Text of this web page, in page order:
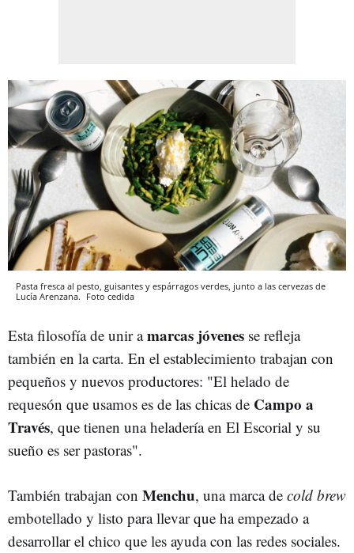
Pasta fresca al pesto, guisantes y espárragos verdes, junto a las cervezas de
Lucía Arenzana. Foto cedida
Esta filosofía de unir amarcas jóvenes se refleja
también en la carta. En el establecimiento trabajan con
pequeños y nuevos productores: "El helado de
requesón que usamos es de las chicas de Campo a
Través, que tienen una heladería en El Escorial y su
sueño es ser pastoras".
También trabajan con Menchu, una marca de cold brew
embotellado y listo para llevar que ha empezado a
desarrollar el chico que les ayuda con las redes sociales.